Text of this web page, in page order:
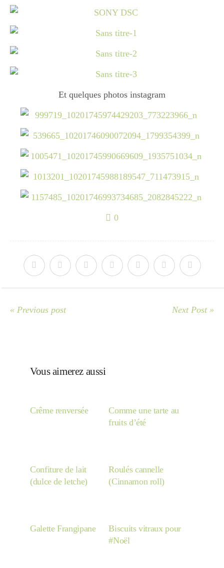
plats
Dessert
Boisson chaudes
Semaines Spéciales
cupcake
Halloween
Japon
Et quelques photos instagram
0
« Previous post Next Post »
Vous aimerez aussi
Crême renversée
Comme une tarte au
fruits d’été
Confiture de lait
(dulce de letche)
Roulés cannelle
(Cinnamon roll)
Galette Frangipane
Biscuits vitraux pour
#Noël